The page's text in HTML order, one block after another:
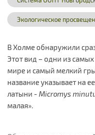
Экологическое
В Холме обнаружили
Этот вид – одни из
мире и самый мелкий
название указывает на
латыни - Micromys
малая».